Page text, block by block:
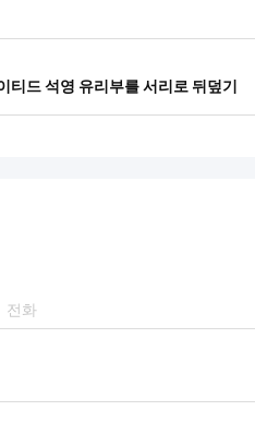
티드 석영 유리부를 서리로 뒤덮기